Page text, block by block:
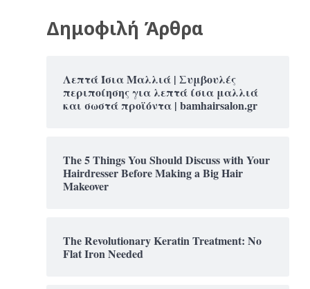
Δημοφιλή Άρθρα
Λεπτά Ίσια Μαλλιά | Συμβουλές
περιποίησης για λεπτά ίσια μαλλιά
και σωστά προϊόντα | bamhairsalon.gr
The 5 Things You Should Discuss with Your
Hairdresser Before Making a Big Hair
Makeover
The Revolutionary Keratin Treatment: No
Flat Iron Needed